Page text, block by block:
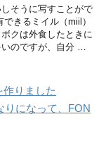
そうに写すことがで
きるミイル（miil）
クは外食したときに
いのですが、自分 …
りました
りになって、FON